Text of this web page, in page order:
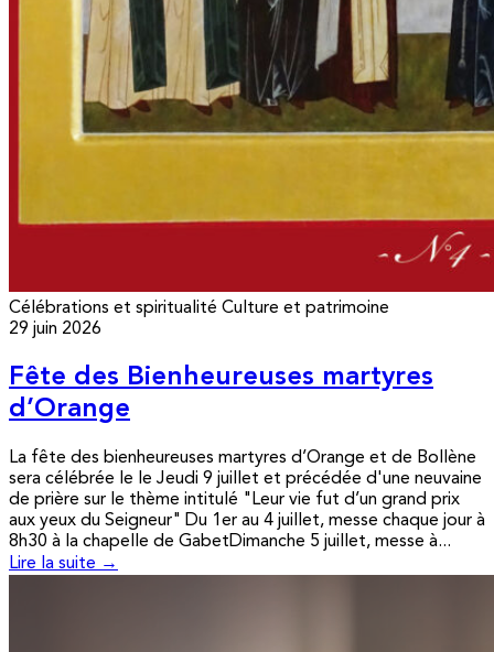
Célébrations et spiritualité Culture et patrimoine
29 juin 2026
Fête des Bienheureuses martyres
d’Orange
La fête des bienheureuses martyres d’Orange et de Bollène
sera célébrée le le Jeudi 9 juillet et précédée d'une neuvaine
de prière sur le thème intitulé "Leur vie fut d’un grand prix
aux yeux du Seigneur" Du 1er au 4 juillet, messe chaque jour à
8h30 à la chapelle de GabetDimanche 5 juillet, messe à...
Lire la suite →